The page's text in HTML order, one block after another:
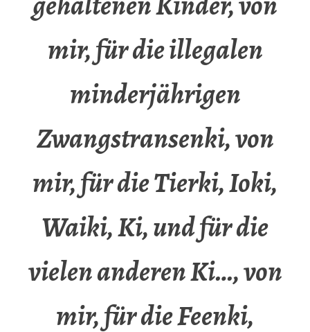
mir, für die illegalen
minderjährigen
Zwangstransenki, von
mir, für die Tierki, Ioki,
Waiki, Ki, und für die
vielen anderen Ki…, von
mir, für die Feenki,